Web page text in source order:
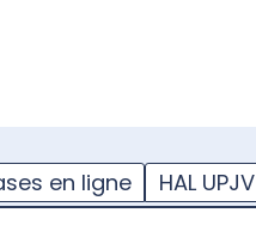
en ligne HAL UPJV